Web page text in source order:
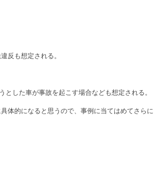
反も想定される。
した車が事故を起こす場合なども想定される。
体的になると思うので、事例に当てはめてさらに